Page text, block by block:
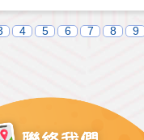
4 5 6 7 8 9